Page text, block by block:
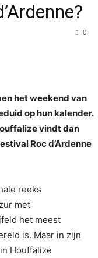
0
het weekend van
op hun kalender.
vindt dan
Roc d’Ardenne
reeks
met
het meest
is. Maar in zijn
Houffalize